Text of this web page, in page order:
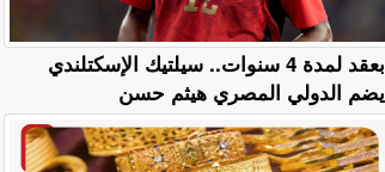
بعقد لمدة 4 سنوات.. سيلتيك الإسكتلندي
يضم الدولي المصري هيثم حسن